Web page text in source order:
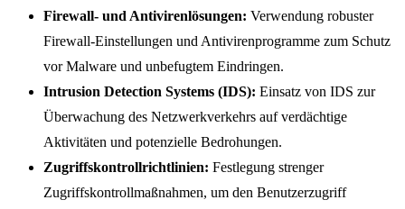
Firewall- und Antivirenlösungen: Verwendung robuster
Firewall-Einstellungen und Antivirenprogramme zum Schutz
vor Malware und unbefugtem Eindringen.
Intrusion Detection Systems (IDS): Einsatz von IDS zur
Überwachung des Netzwerkverkehrs auf verdächtige
Aktivitäten und potenzielle Bedrohungen.
Zugriffskontrollrichtlinien: Festlegung strenger
Zugriffskontrollmaßnahmen, um den Benutzerzugriff